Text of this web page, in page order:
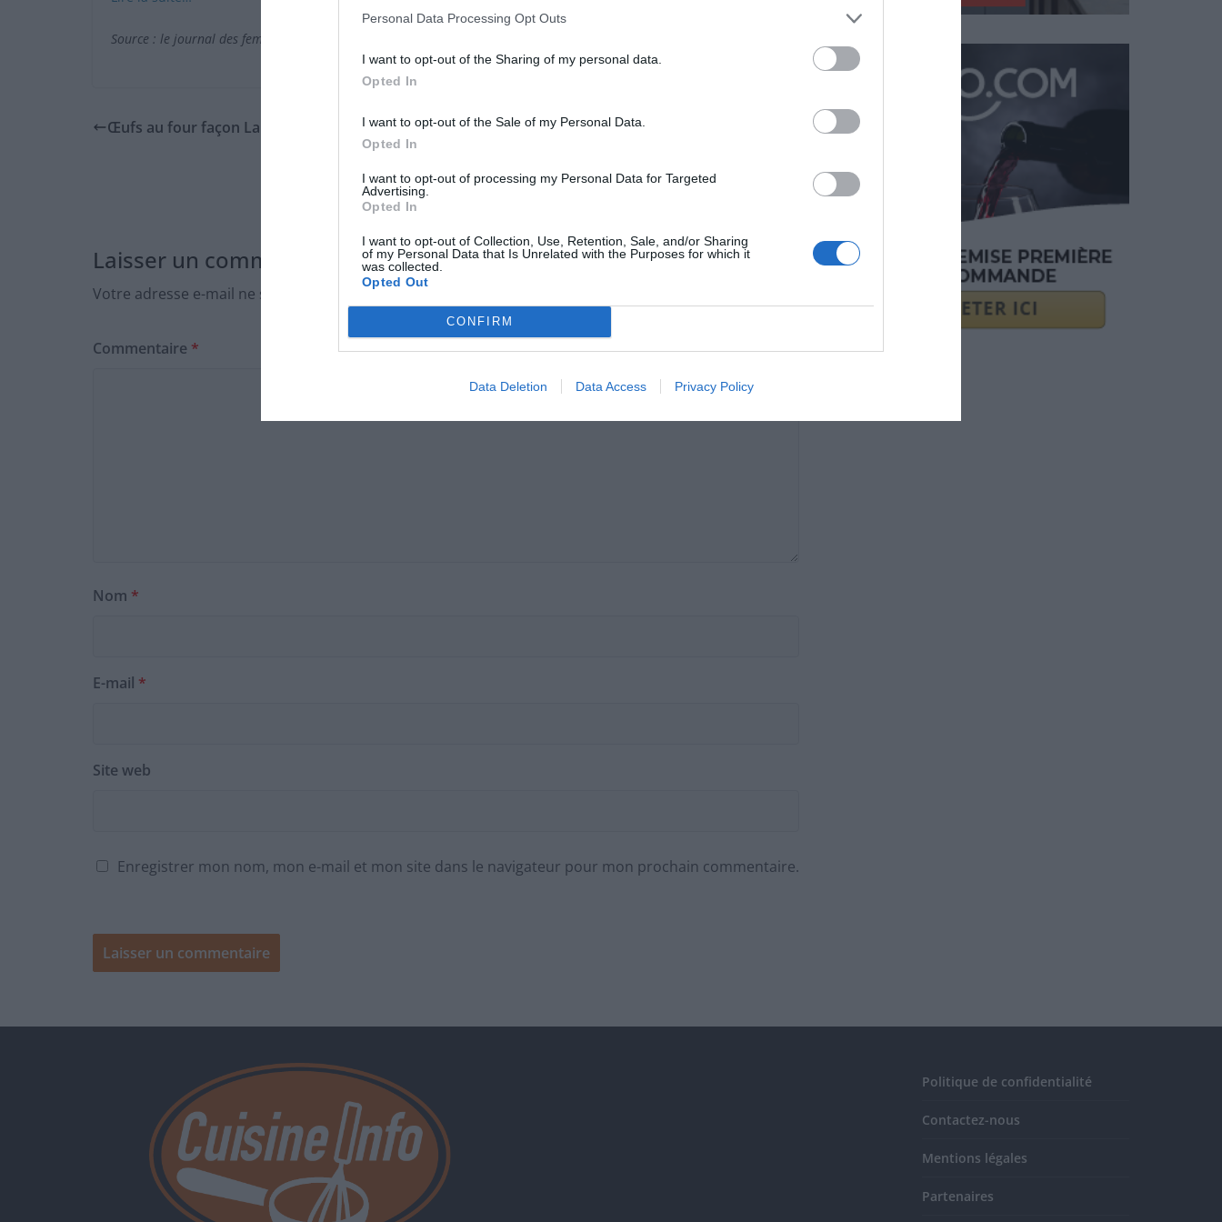
Personal Data Processing Opt Outs
I want to opt-out of the Sharing of my personal data.
Opted In
I want to opt-out of the Sale of my Personal Data.
Opted In
I want to opt-out of processing my Personal Data for Targeted
Advertising.
Opted In
I want to opt-out of Collection, Use, Retention, Sale, and/or Sharing
of my Personal Data that Is Unrelated with the Purposes for which it
was collected.
Opted Out
CONFIRM
Data Deletion Data Access Privacy Policy
Source : le journal des femmes
Œufs au four façon Laurent Mariotte
Pour un tartare de bœuf maison aussi bon qu’au
Laisser un commentaire
Votre adresse e-mail ne sera pas publiée.
Commentaire *
Nom *
E-mail *
Site web
Enregistrer mon nom, mon e-mail et mon site dans le navigateur pour mon prochain commentaire.
Politique de confidentialité
Contactez-nous
Mentions légales
Partenaires